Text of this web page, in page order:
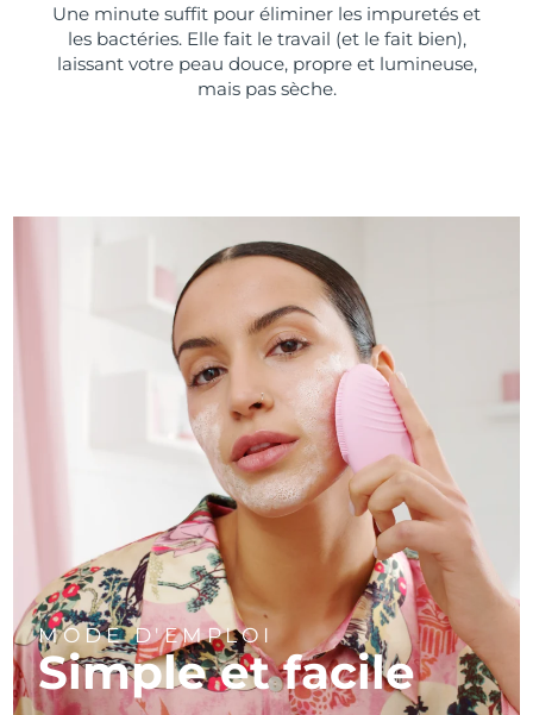
Une minute suffit pour éliminer les impuretés et
les bactéries. Elle fait le travail (et le fait bien),
laissant votre peau douce, propre et lumineuse,
mais pas sèche.
MODE D'EMPLOI
Simple et facile